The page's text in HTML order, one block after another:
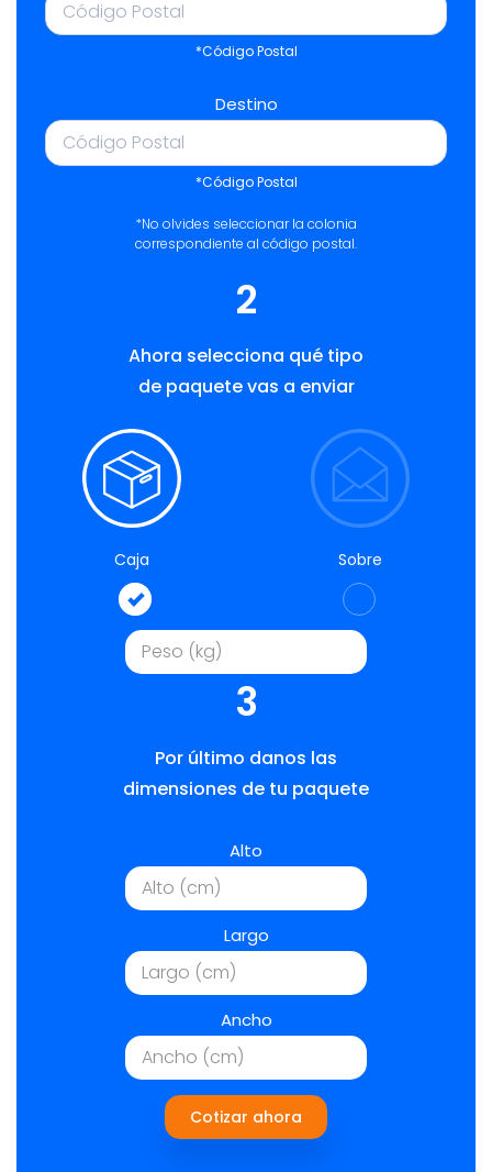
*Código Postal
Destino
*Código Postal
*No olvides seleccionar la colonia
correspondiente al código postal.
2
Ahora selecciona qué tipo
de paquete vas a enviar
Caja Sobre
3
Por último danos las
dimensiones de tu paquete
Alto
Largo
Ancho
Cotizar ahora